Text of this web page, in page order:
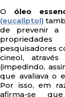
O óleo
(eucaliptol)
de prevenir a
pesquisadores
cineol,
(impedindo,
que avaliava o
Por isso, em
afirma-se